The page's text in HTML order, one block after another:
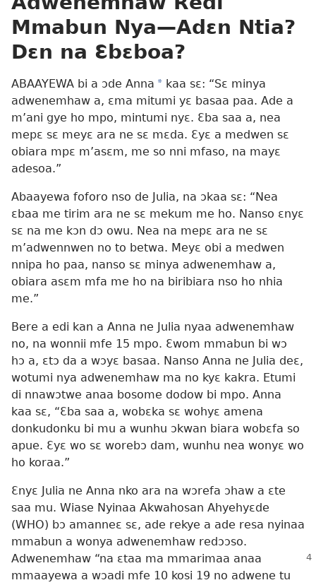
Mmabun Nya—Adɛn Ntia?
Dɛn na Ɛbɛboa?
ABAAYEWA bi a ɔde Anna a kaa sɛ: “Sɛ minya
adwenemhaw a, ɛma mitumi yɛ basaa paa. Ade a
m’ani gye ho mpo, mintumi nyɛ. Ɛba saa a, nea
mepɛ sɛ meyɛ ara ne sɛ mɛda. Ɛyɛ a medwen sɛ
obiara mpɛ m’asɛm, me so nni mfaso, na mayɛ
adesoa.”
Abaayewa foforo nso de Julia, na ɔkaa sɛ: “Nea
ɛbaa me tirim ara ne sɛ mekum me ho. Nanso ɛnyɛ
sɛ na me kɔn dɔ owu. Nea na mepɛ ara ne sɛ
m’adwennwen no to betwa. Meyɛ obi a medwen
nnipa ho paa, nanso sɛ minya adwenemhaw a,
obiara asɛm mfa me ho na biribiara nso ho nhia
me.”
Bere a edi kan a Anna ne Julia nyaa adwenemhaw
no, na wonnii mfe 15 mpo. Ɛwom mmabun bi wɔ
hɔ a, ɛtɔ da a wɔyɛ basaa. Nanso Anna ne Julia deɛ,
wotumi nya adwenemhaw ma no kyɛ kakra. Etumi
di nnawɔtwe anaa bosome dodow bi mpo. Anna
kaa sɛ, “Ɛba saa a, wobɛka sɛ wohyɛ amena
donkudonku bi mu a wunhu ɔkwan biara wobɛfa so
apue. Ɛyɛ wo sɛ worebɔ dam, wunhu nea wonyɛ wo
ho koraa.”
Ɛnyɛ Julia ne Anna nko ara na wɔrefa ɔhaw a ɛte
saa mu. Wiase Nyinaa Akwahosan Ahyehyɛde
(WHO) bɔ amanneɛ sɛ, ade rekye a ade resa nyinaa
mmabun a wonya adwenemhaw redɔɔso.
Adwenemhaw “na ɛtaa ma mmarimaa anaa
mmaayewa a wɔadi mfe 10 kosi 19 no adwene tu